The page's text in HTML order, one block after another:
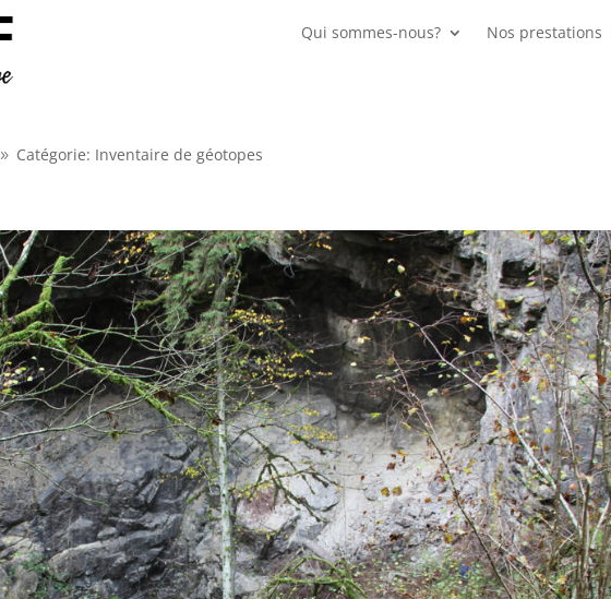
Qui sommes-nous? Nos prestations
9 Catégorie: Inventaire de géotopes